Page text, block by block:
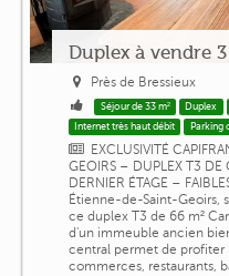
Duplex à vendre
Près de Bressieux
Séjour de 33 m² Duplex
Internet très haut débit
Parking
EXCLUSIVITÉ
GEOIRS – DUPLEX T3
DERNIER ÉTAGE –
Étienne-de-Saint-Geoirs,
ce duplex T3 de 66 m²
d'un immeuble ancien
central permet de profiter
commerces, restaurants,